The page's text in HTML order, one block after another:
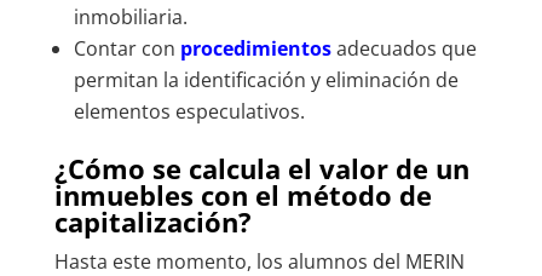
inmobiliaria.
Contar con procedimientosadecuados que
permitan la identificación y eliminación de
elementos especulativos.
¿Cómo se calcula el valor de un
inmuebles con el método de
capitalización?
Hasta este momento, los alumnos del MERIN